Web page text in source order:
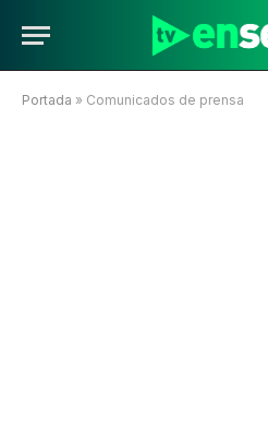
Portada » Comunicados de prensa